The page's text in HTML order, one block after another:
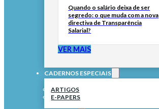
Quando o salário deixa de ser
segredo: o que muda com a nova
directiva de Transparência
Salarial?
VER MAIS
CADERNOS ESPECIAIS
ARTIGOS
E-PAPERS